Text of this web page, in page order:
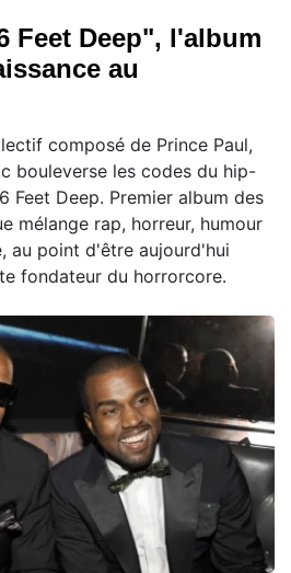
Feet Deep", l'album
au
composé de Prince Paul,
bouleverse les codes du hip-
Feet Deep. Premier album des
mélange rap, horreur, humour
au point d'être aujourd'hui
fondateur du horrorcore.